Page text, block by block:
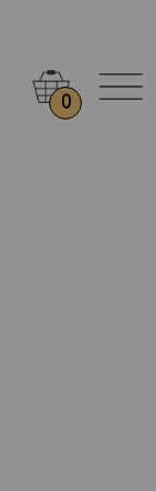
0